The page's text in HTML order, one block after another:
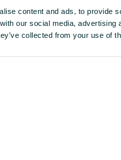
content and ads, to provide
our social media,
collected from your use of